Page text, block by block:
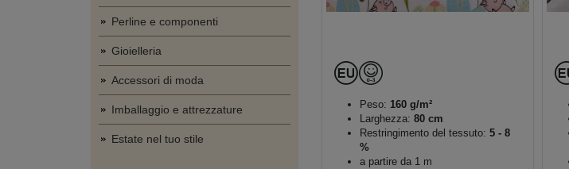
Perline e componenti
Gioielleria
Accessori di moda
Imballaggio e attrezzature
Estate nel tuo stile
Peso: 160 g/m²
Larghezza: 80 cm
Restringimento del tessuto: 5 - 8
%
a partire da 1 m